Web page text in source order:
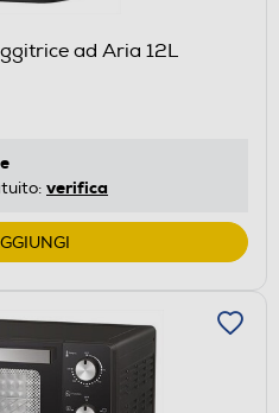
ad Aria 12L
verifica